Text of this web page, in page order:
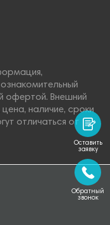
офертой. Внешний
наличие, сроки
отличаться от
Оставить
заявку
Обратный
звонок